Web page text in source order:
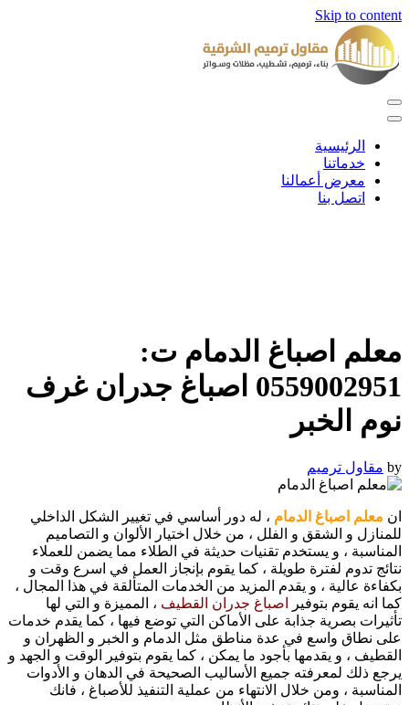
Skip to content
الرئيسية
خدماتنا
معرض أعمالنا
اتصل بنا
معلم اصباغ الدمام ت:
0559002951 اصباغ جدران غرف
نوم الخبر
by مقاول ترميم
ان معلم اصباغ الدمام ، له دور أساسي في تغيير الشكل الداخلي
للمنازل و الشقق و الفلل ، من خلال اختيار الألوان و التصاميم
المناسبة ، و يستخدم تقنيات حديثة في الطلاء مما يضمن للعملاء
نتائج تدوم لفترة طويلة ، كما يقوم بإنجاز العمل في اسرع وقت و
بكفاءة عالية ، و يقدم المزيد من الخدمات المتألقة في هذا المجال ،
كما انه يقوم بتوفير
اصباغ جدران القطيف ، المميزة و التي لها
تأثيرات بصرية جذابة على الأماكن التي توضع فيها ، كما يقدم خدمات
على نطاق واسع في عدة مناطق مثل الدمام و الخبر و الظهران و
القطيف ، و يقدمها بأجود ما يمكن ، كما يقوم بتوفير الوقت و الجهد و
يرجع ذلك لمعرفته جميع الأساليب الصحيحة في الدهان و الأدوات
المناسبة ، ومن خلال الانتهاء من عملية التنفيذ للأصباغ ، فانك